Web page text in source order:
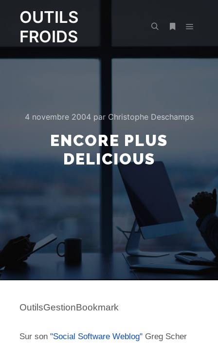
OUTILS
FROIDS
4 novembre 2004par Christophe Deschamps
ENCORE PLUS
DELICIOUS
OutilsGestionBookmark
Sur son "Social Software Weblog" Greg Scher